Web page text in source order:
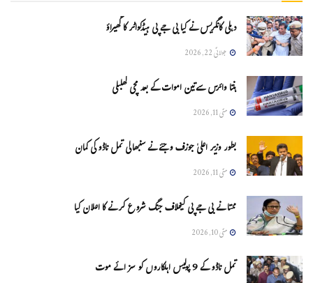
دہلی کانگریس نے کیا بی جے پی ہیڈکواٹر کا گھیراؤ
جولائی 22, 2026
ہنتا وائرس سےتین اموات کے بعد مچی کھلبلی
مئی 11, 2026
بطور وزیر اعلیٰ جوزف وجئے نے سنبھالی تمل ناڈو کی کمان
مئی 11, 2026
ممتا نے بی جے پی کیخلاف جنگ شروع کرنے کا اعلان کیا
مئی 10, 2026
تمل ناڈو کے 9 پولیس اہلکاروں کو سزائے موت